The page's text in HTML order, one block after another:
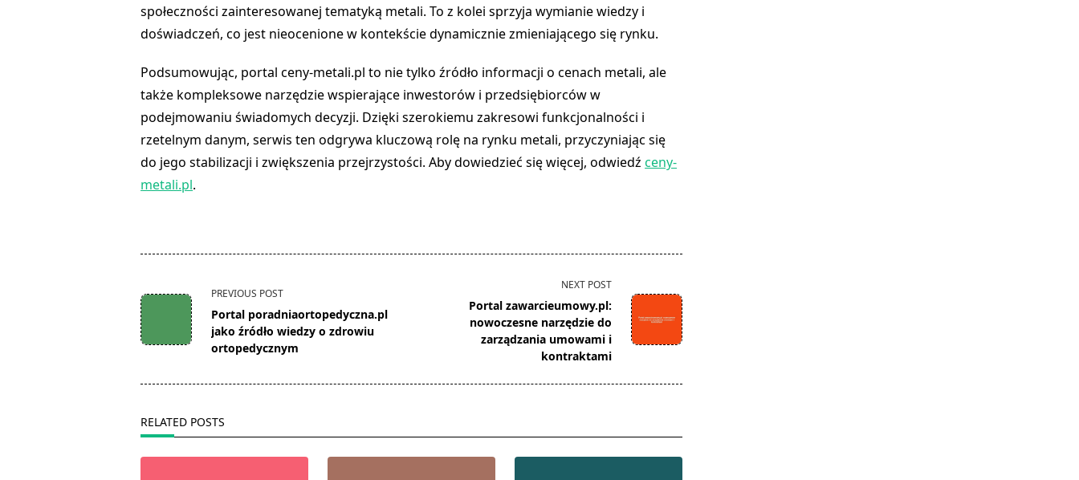
społeczności zainteresowanej tematyką metali. To z kolei sprzyja wymianie wiedzy i
doświadczeń, co jest nieocenione w kontekście dynamicznie zmieniającego się rynku.
Podsumowując, portal ceny-metali.pl to nie tylko źródło informacji o cenach metali, ale
także kompleksowe narzędzie wspierające inwestorów i przedsiębiorców w
podejmowaniu świadomych decyzji. Dzięki szerokiemu zakresowi funkcjonalności i
rzetelnym danym, serwis ten odgrywa kluczową rolę na rynku metali, przyczyniając się
do jego stabilizacji i zwiększenia przejrzystości. Aby dowiedzieć się więcej, odwiedźceny-
metali.pl.
class="nav-
subtitle
screen-
PREVIOUS POST
Portal poradniaortopedyczna.pl
jako źródło wiedzy o zdrowiu
ortopedycznym
NEXT POST
Portal zawarcieumowy.pl:
nowoczesne narzędzie do
zarządzania umowami i
kontraktami
RELATED POSTS